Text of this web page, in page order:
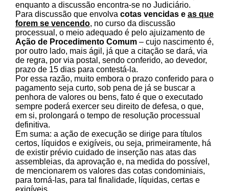
enquanto a discussão encontra-se no Judiciário.
Para discussão que envolva cotas vencidas e as que
forem se vencendo, no curso da discussão
processual, o meio adequado é pelo ajuizamento de
Ação de Procedimento Comum – cujo nascimento é,
por outro lado, mais ágil, já que a citação se dará, via
de regra, por via postal, sendo conferido, ao devedor,
prazo de 15 dias para contestá-la.
Por essa razão, muito embora o prazo conferido para o
pagamento seja curto, sob pena de já se buscar a
penhora de valores ou bens, fato é que o executado
sempre poderá exercer seu direito de defesa, o que,
em si, prolongará o tempo de resolução processual
definitiva.
Em suma: a ação de execução se dirige para títulos
certos, líquidos e exigíveis, ou seja, primeiramente, há
de existir prévio cuidado de inserção nas atas das
assembleias, da aprovação e, na medida do possível,
de mencionarem os valores das cotas condominiais,
para torná-las, para tal finalidade, líquidas, certas e
exigíveis.